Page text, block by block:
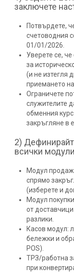
заключете
Потвърдете,
счетоводния
01/01/2026.
Уверете се,
за
(и не изтегля
приемането
Ограничете
служителите
обменния
закръгляне в
2)
всички модули
Модул
спрямо
(изберете и
Модул
от
разлики.
Касов модул:
бележки и
POS).
ТРЗ/работна
при